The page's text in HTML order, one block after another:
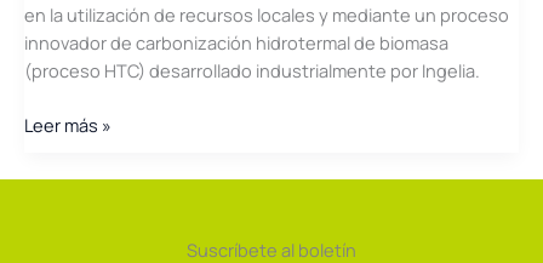
en la utilización de recursos locales y mediante un proceso
innovador de carbonización hidrotermal de biomasa
(proceso HTC) desarrollado industrialmente por Ingelia.
Ingelia
Leer más »
Suscríbete al boletín